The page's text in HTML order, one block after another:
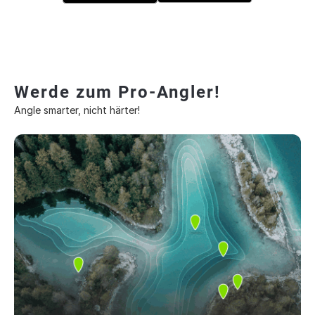
Werde zum Pro-Angler!
Angle smarter, nicht härter!